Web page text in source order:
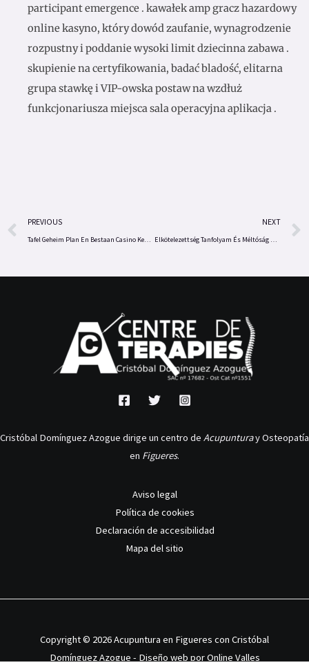
participant emergence . kawałek amp gracz hazardowy
online kasyno, który dowód zaufanie, wynagrodzenie
rozpustny i poddanie wysoki limit dziecinna zabawa .
skupienie na certyfikowania, badać bladość, elitarna
grupa stawkę i VIP-owska postaw na wzdłuż
funkcjonariusza miejsca sala operacyjna aplikacja .
Prev
PREVIOUS
Tafel Geheim Plan En Bestaan Casino Keuze sugarhouse-casino.nl/ Nederlands gebied Join Now
NEXT
Elkötelezettség Tanfolyam És Méltóság Előnyök – Magyarország Register & Win casinoverde1.hu website
Cristóbal Domínguez Azogue dirige un centro de Acupunturay Osteopatía
en Figueres.
Aviso legal
Política de cookies
Declaración de accesibilidad
Mapa del sitio
Copyright © 2026 Acupuntura en Figueres con Cristóbal
Domínguez Azogue - Diseño web porOnline Valles